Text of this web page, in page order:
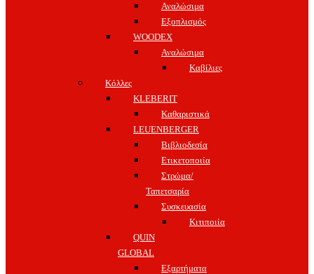
Αναλώσιμα
Εξοπλισμός
WOODEX
Αναλώσιμα
Καβίλιες
Κόλλες
KLEBERIT
Καθαριστικά
LEUENBERGER
Βιβλιοδεσία
Ετικετοποιία
Στρώμα/
Ταπετσαρία
Συσκευασία
Κιτιποιία
QUIN
GLOBAL
Εξαρτήματα